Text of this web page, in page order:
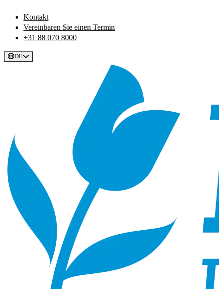
Kontakt
Vereinbaren Sie einen Termin
+31 88 070 8000
DE